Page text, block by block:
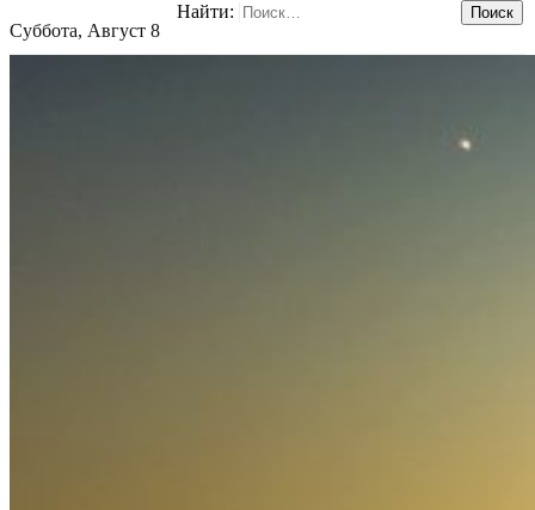
Суббота, Август 8
Найти: